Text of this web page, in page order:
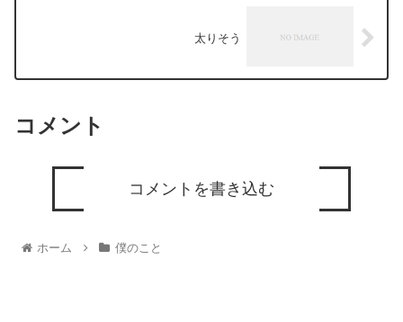
太りそう
コメント
コメントを書き込む
ホーム 僕のこと